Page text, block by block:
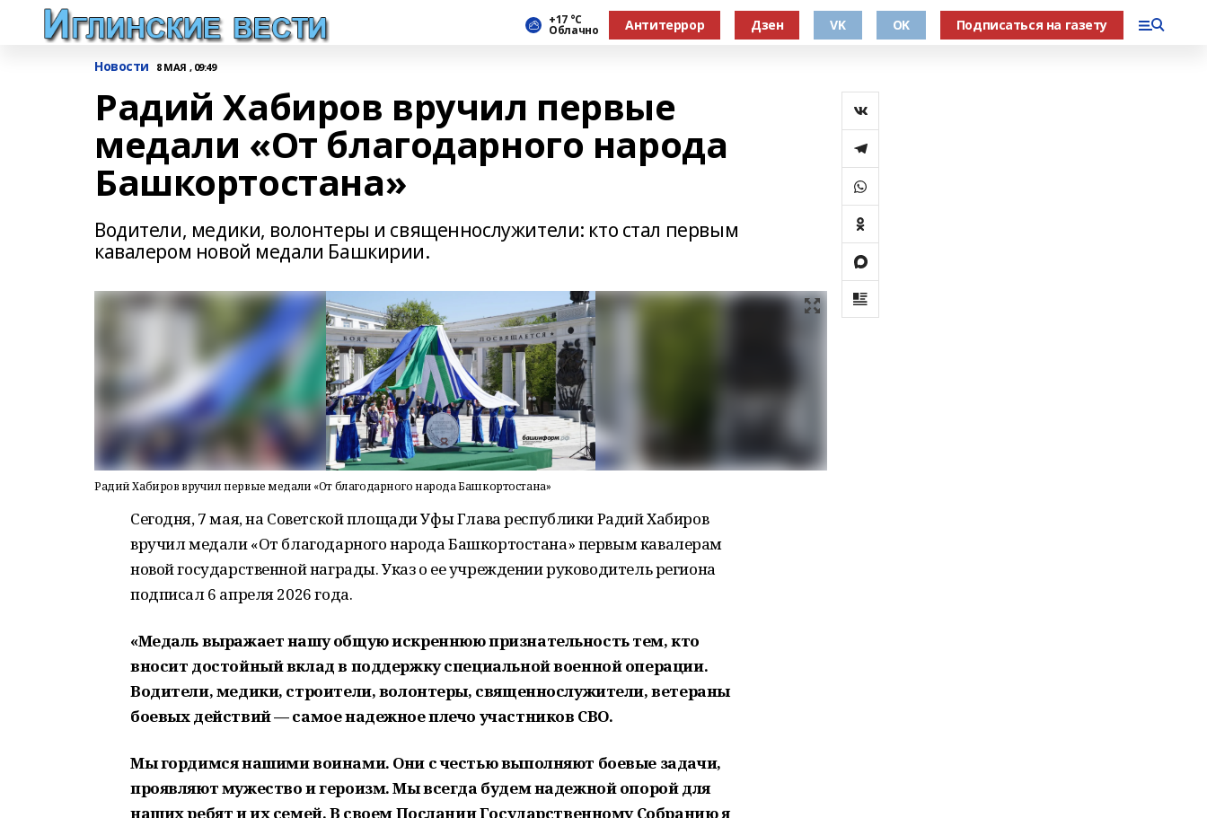
+17 °С
Облачно Антитеррор Дзен VK OK Подписаться на газету
Новости 8 МАЯ , 09:49
Радий Хабиров вручил первые
медали «От благодарного народа
Башкортостана»
Водители, медики, волонтеры и священнослужители: кто стал первым
кавалером новой медали Башкирии.
Радий Хабиров вручил первые медали «От благодарного народа Башкортостана»
Сегодня, 7 мая, на Советской площади Уфы Глава республики Радий Хабиров
вручил медали «От благодарного народа Башкортостана» первым кавалерам
новой государственной награды. Указ о ее учреждении руководитель региона
подписал 6 апреля 2026 года.
«Медаль выражает нашу общую искреннюю признательность тем, кто
вносит достойный вклад в поддержку специальной военной операции.
Водители, медики, строители, волонтеры, священнослужители, ветераны
боевых действий — самое надежное плечо участников СВО.
Мы гордимся нашими воинами. Они с честью выполняют боевые задачи,
проявляют мужество и героизм. Мы всегда будем надежной опорой для
наших ребят и их семей. В своем Послании Государственному Собранию я